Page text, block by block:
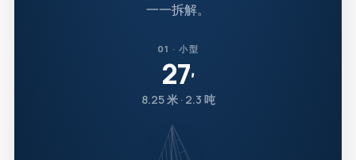
一一拆解。
01 · 小型
27′
8.25 米 · 2.3 吨